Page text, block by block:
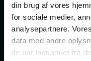
din brug af vores
for sociale medier,
analysepartnere.
data med andre
de har indsamlet fra
Yoga for MÆND -